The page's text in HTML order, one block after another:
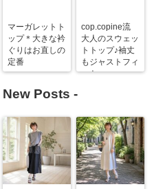
マーガレットト
ップ＊大きな衿
ぐりはお直しの
定番
cop.copine流
大人のスウェッ
トトップ♪袖丈
もジャストフィ
ット
New Posts -